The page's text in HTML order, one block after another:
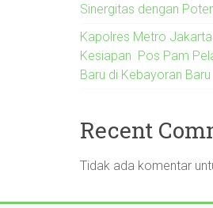
Sinergitas dengan
Kapolres Metro
Kesiapan Pos Pam
Baru di Kebayoran Baru
Recent
Tidak ada komentar